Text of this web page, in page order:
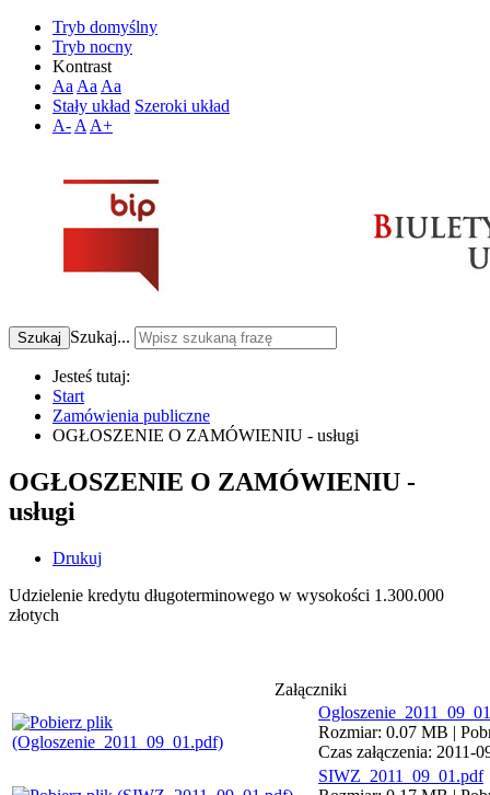
Tryb domyślny
Tryb nocny
Kontrast
Aa Aa Aa
Stały układ Szeroki układ
A- A A+
Szukaj Szukaj...
Jesteś tutaj:
Start
Zamówienia publiczne
OGŁOSZENIE O ZAMÓWIENIU - usługi
OGŁOSZENIE O ZAMÓWIENIU -
usługi
Drukuj
Udzielenie kredytu długoterminowego w wysokości 1.300.000
złotych
Załączniki
Rozmiar: 0.07 MB |
Czas załączenia: 2011-
SIWZ_2011_09_01.pdf